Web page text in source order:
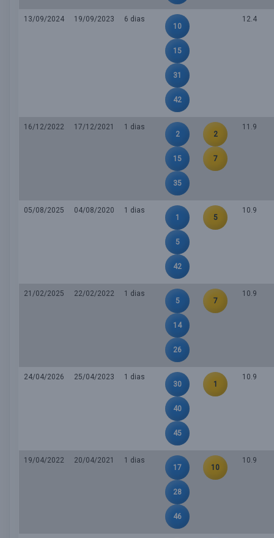
13/09/2024 19/09/2023
6 dias
10
15
31
42
12.4
16/12/2022 17/12/2021
1 dias
2
15
35
2
7
11.9
05/08/2025 04/08/2020
1 dias
1
5
42
5
10.9
21/02/2025 22/02/2022
1 dias
5
14
26
7
10.9
24/04/2026 25/04/2023
1 dias
30
40
45
1
10.9
19/04/2022 20/04/2021
1 dias
17
28
46
10
10.9